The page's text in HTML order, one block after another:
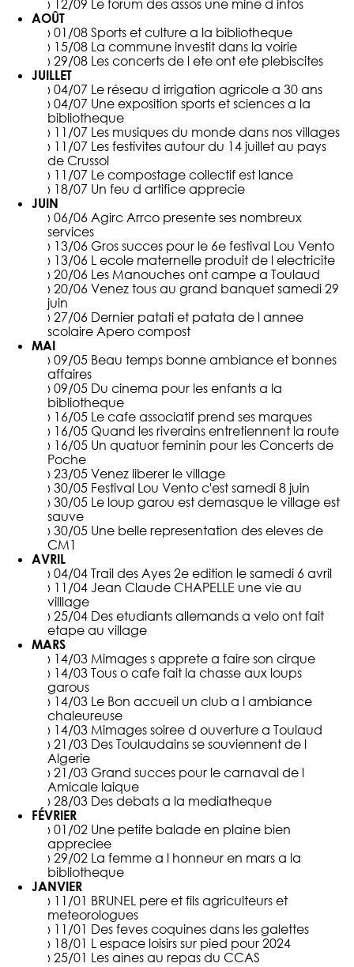
› 12/09 Le forum des assos une mine d infos
AOÛT
› 01/08 Sports et culture a la bibliotheque
› 15/08 La commune investit dans la voirie
› 29/08 Les concerts de l ete ont ete plebiscites
JUILLET
› 04/07 Le réseau d irrigation agricole a 30 ans
› 04/07 Une exposition sports et sciences a la
bibliotheque
› 11/07 Les musiques du monde dans nos villages
› 11/07 Les festivites autour du 14 juillet au pays
de Crussol
› 11/07 Le compostage collectif est lance
› 18/07 Un feu d artifice apprecie
JUIN
› 06/06 Agirc Arrco presente ses nombreux
services
› 13/06 Gros succes pour le 6e festival Lou Vento
› 13/06 L ecole maternelle produit de l electricite
› 20/06 Les Manouches ont campe a Toulaud
› 20/06 Venez tous au grand banquet samedi 29
juin
› 27/06 Dernier patati et patata de l annee
scolaire Apero compost
MAI
› 09/05 Beau temps bonne ambiance et bonnes
affaires
› 09/05 Du cinema pour les enfants a la
bibliotheque
› 16/05 Le cafe associatif prend ses marques
› 16/05 Quand les riverains entretiennent la route
› 16/05 Un quatuor feminin pour les Concerts de
Poche
› 23/05 Venez liberer le village
› 30/05 Festival Lou Vento c'est samedi 8 juin
› 30/05 Le loup garou est demasque le village est
sauve
› 30/05 Une belle representation des eleves de
CM1
AVRIL
› 04/04 Trail des Ayes 2e edition le samedi 6 avril
› 11/04 Jean Claude CHAPELLE une vie au
villlage
› 25/04 Des etudiants allemands a velo ont fait
etape au village
MARS
› 14/03 Mimages s apprete a faire son cirque
› 14/03 Tous o cafe fait la chasse aux loups
garous
› 14/03 Le Bon accueil un club a l ambiance
chaleureuse
› 14/03 Mimages soiree d ouverture a Toulaud
› 21/03 Des Toulaudains se souviennent de l
Algerie
› 21/03 Grand succes pour le carnaval de l
Amicale laique
› 28/03 Des debats a la mediatheque
FÉVRIER
› 01/02 Une petite balade en plaine bien
appreciee
› 29/02 La femme a l honneur en mars a la
bibliotheque
JANVIER
› 11/01 BRUNEL pere et fils agriculteurs et
meteorologues
› 11/01 Des feves coquines dans les galettes
› 18/01 L espace loisirs sur pied pour 2024
› 25/01 Les aines au repas du CCAS